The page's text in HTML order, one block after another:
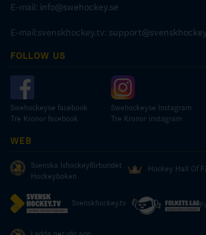
E-mail: info@swehockey.se
E-mail:svenskhockey.tv:
FOLLOW US
Swehockeyse facebook
Tre Kronor facebook
Swehockeyse Instagram
Tre Kronor instagram
WEB
Svenska Ishockeyförbundet
Hockeyboken
Hockey Hall Of
Svenskhockey.tv